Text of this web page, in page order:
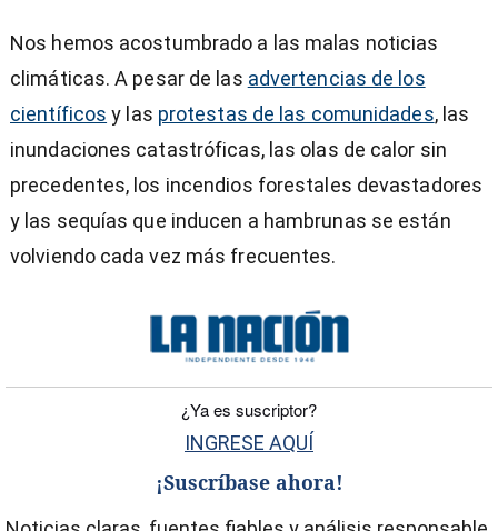
Nos hemos acostumbrado a las malas noticias
climáticas. A pesar de las advertencias de los
científicos y las protestas de las comunidades, las
inundaciones catastróficas, las olas de calor sin
precedentes, los incendios forestales devastadores
y las sequías que inducen a hambrunas se están
volviendo cada vez más frecuentes.